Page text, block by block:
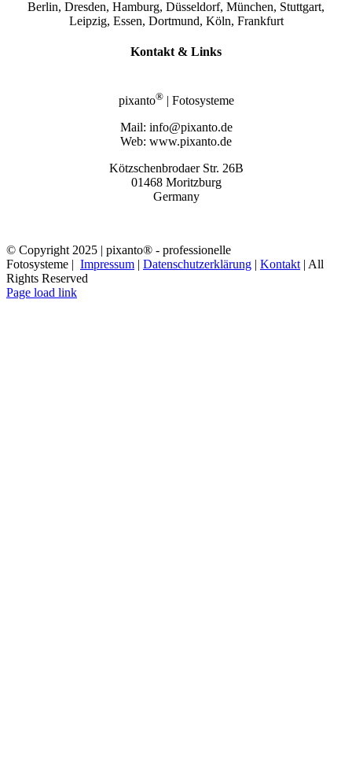
Berlin, Dresden, Hamburg, Düsseldorf, München, Stuttgart,
Leipzig, Essen, Dortmund, Köln, Frankfurt
Kontakt & Links
pixanto®| Fotosysteme
Mail: info@pixanto.de
Web: www.pixanto.de
Kötzschenbrodaer Str. 26B
01468 Moritzburg
Germany
© Copyright 2025 | pixanto® - professionelle
Fotosysteme | Impressum | Datenschutzerklärung | Kontakt | All
Rights Reserved
Page load link